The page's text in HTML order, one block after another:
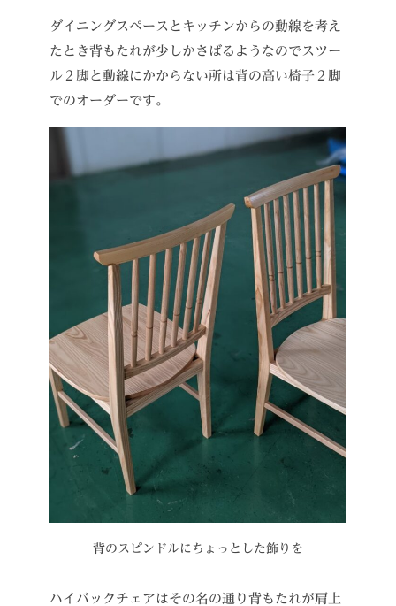
ダイニングスペースとキッチンからの動線を考え
たとき背もたれが少しかさばるようなのでスツー
ル２脚と動線にかからない所は背の高い椅子２脚
でのオーダーです。
背のスピンドルにちょっとした飾りを
ハイバックチェアはその名の通り背もたれが肩上